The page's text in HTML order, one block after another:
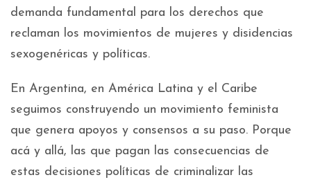
demanda fundamental para los derechos que
reclaman los movimientos de mujeres y disidencias
sexogenéricas y políticas.
En Argentina, en América Latina y el Caribe
seguimos construyendo un movimiento feminista
que genera apoyos y consensos a su paso. Porque
acá y allá, las que pagan las consecuencias de
estas decisiones políticas de criminalizar las